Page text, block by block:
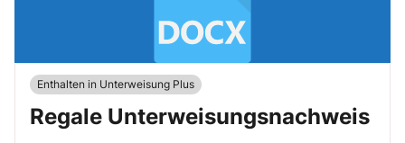
Enthalten in Unterweisung Plus
Regale Unterweisungsnachweis